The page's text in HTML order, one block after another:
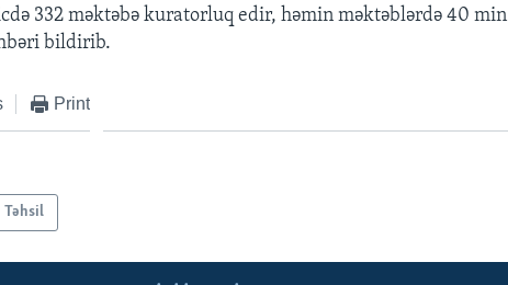
332 məktəbə kuratorluq edir, həmin məktəblərdə 40 min
bildirib.
Print
Təhsil